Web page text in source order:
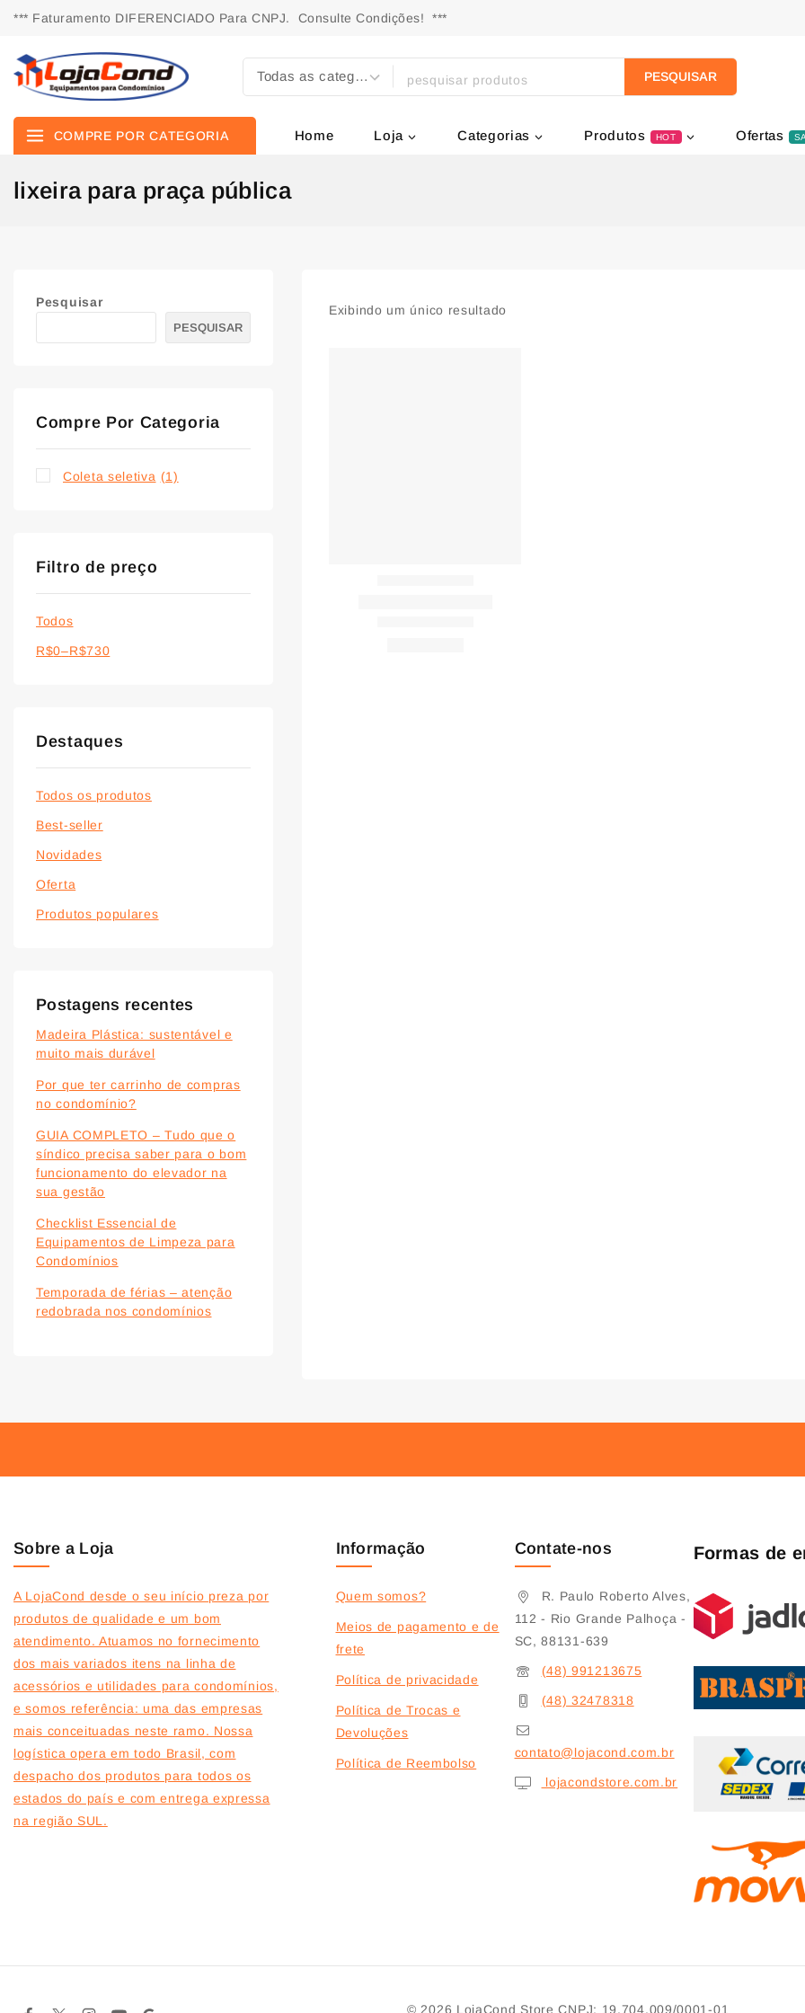
*** Faturamento DIFERENCIADO Para CNPJ. Consulte Condições! ***
PESQUISAR
COMPRE POR CATEGORIA Home Loja Categorias Produtos HOT Ofertas
lixeira para praça pública
Exibindo um único resultado
Pesquisar
PESQUISAR
Compre Por Categoria
Coleta seletiva (1)
Filtro de preço
Todos
R$0–R$730
Destaques
Todos os produtos
Best-seller
Novidades
Oferta
Produtos populares
Postagens recentes
Madeira Plástica: sustentável e
muito mais durável
Por que ter carrinho de compras
no condomínio?
GUIA COMPLETO – Tudo que o
síndico precisa saber para o bom
funcionamento do elevador na
sua gestão
Checklist Essencial de
Equipamentos de Limpeza para
Condomínios
Temporada de férias – atenção
redobrada nos condomínios
Sobre a Loja
A LojaCond desde o seu início preza por
produtos de qualidade e um bom
atendimento. Atuamos no fornecimento
dos mais variados itens na linha de
acessórios e utilidades para condomínios,
e somos referência: uma das empresas
mais conceituadas neste ramo. Nossa
logística opera em todo Brasil, com
despacho dos produtos para todos os
estados do país e com entrega expressa
na região SUL.
Informação
Quem somos?
Meios de pagamento e de
frete
Política de privacidade
Política de Trocas e
Devoluções
Política de Reembolso
Contate-nos
R. Paulo Roberto Alves,
112 - Rio Grande Palhoça -
SC, 88131-639
(48) 991213675
(48) 32478318
contato@lojacond.com.br
lojacondstore.com.br
Formas de
© 2026 LojaCond Store CNPJ: 19.704.009/0001-01